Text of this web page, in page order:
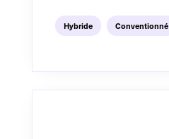
Hybride Conventionné